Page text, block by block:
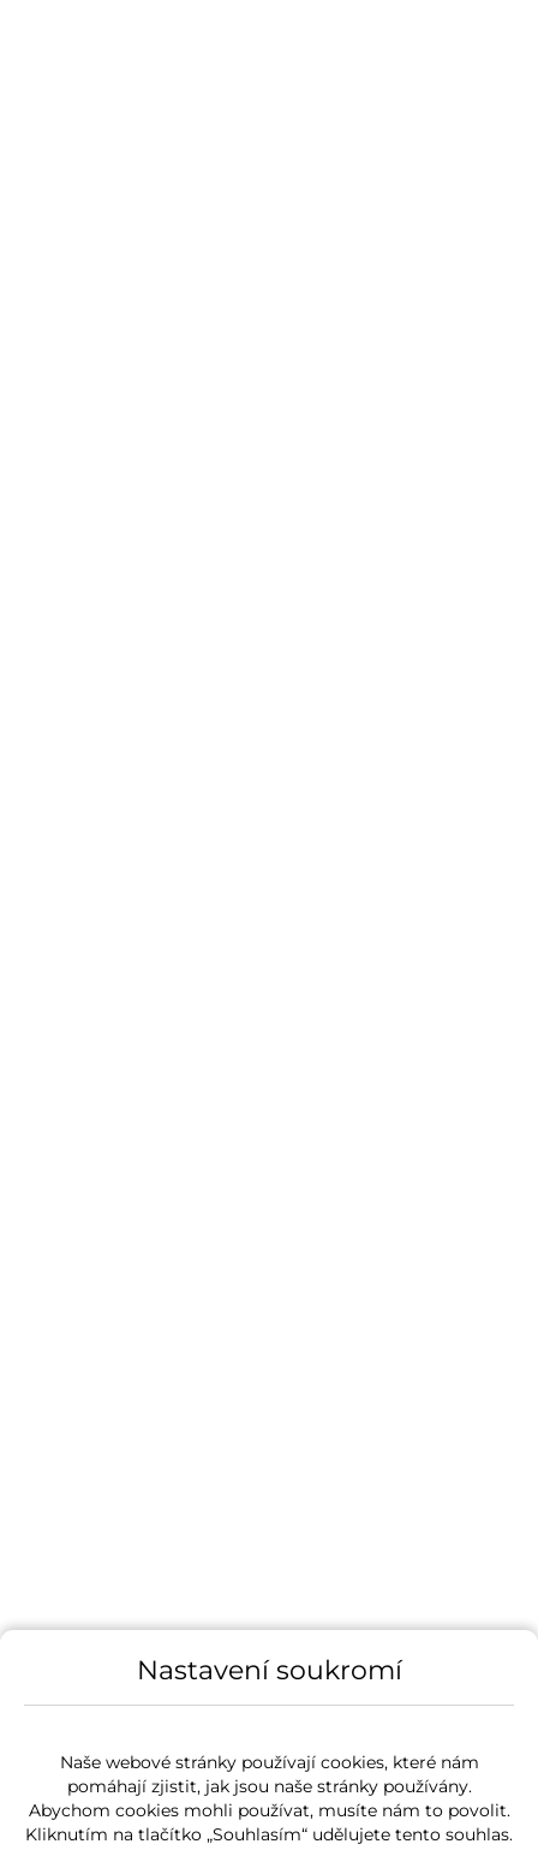
Nastavení soukromí
Naše webové stránky používají cookies, které nám
pomáhají zjistit, jak jsou naše stránky používány.
Abychom cookies mohli používat, musíte nám to povolit.
Kliknutím na tlačítko „Souhlasím“ udělujete tento souhlas.